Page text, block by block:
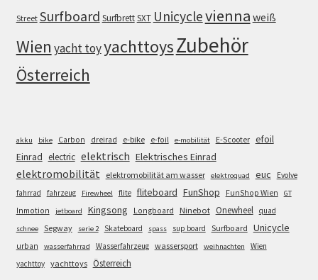
Street Surfboard SurfbrettSXT Unicyclevienna weiß
Wien yacht toyyachttoysZubehör
Österreich
akku bike Carbon dreirad e-bike e-foil e-mobilität E-Scooter efoil
Einrad electric elektrisch Elektrisches Einrad
elektromobilität elektromobilität am wasser elektroquad euc
Evolve
fahrrad
fahrzeug Firewheel flite fliteboard FunShop FunShop Wien GT
Inmotion jetboard Kingsong Longboard Ninebot Onewheel quad
schnee Segway serie 2 Skateboard spass sup board Surfboard Unicycle
urban wasserfahrrad Wasserfahrzeug wassersport weihnachten
Wien
yachttoy yachttoys Österreich